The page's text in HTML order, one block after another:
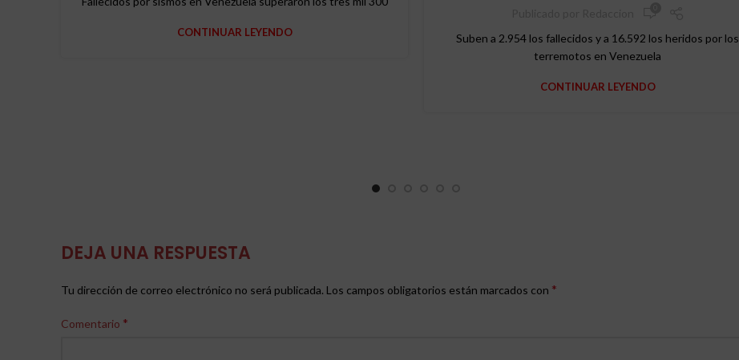
CONTINUAR LEYENDO
Suben a 2.954 los fallecidos y a 16.592 los heridos por los
terremotos en Venezuela
CONTINUAR LEYENDO
DEJA UNA RESPUESTA
Tu dirección de correo electrónico no será publicada. Los campos obligatorios están marcados con *
Comentario *